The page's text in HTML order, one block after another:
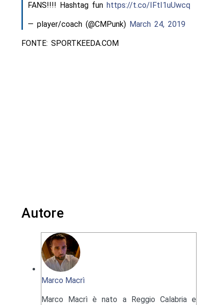
FANS!!!! Hashtag fun https://t.co/IFtI1uUwcq
— player/coach (@CMPunk) March 24, 2019
FONTE: SPORTKEEDA.COM
Autore
Marco Macrì
Marco Macrì è nato a Reggio Calabria e